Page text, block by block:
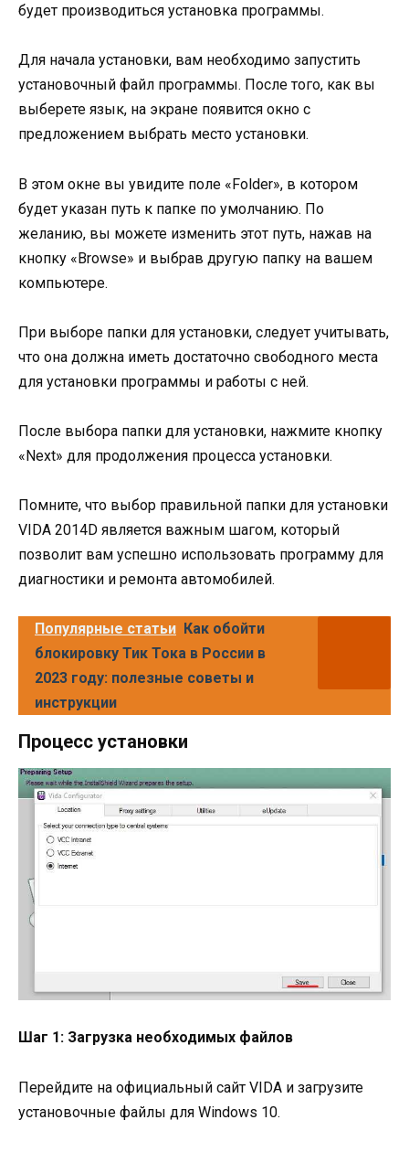
будет производиться установка программы.
Для начала установки, вам необходимо запустить
установочный файл программы. После того, как вы
выберете язык, на экране появится окно с
предложением выбрать место установки.
В этом окне вы увидите поле «Folder», в котором
будет указан путь к папке по умолчанию. По
желанию, вы можете изменить этот путь, нажав на
кнопку «Browse» и выбрав другую папку на вашем
компьютере.
При выборе папки для установки, следует учитывать,
что она должна иметь достаточно свободного места
для установки программы и работы с ней.
После выбора папки для установки, нажмите кнопку
«Next» для продолжения процесса установки.
Помните, что выбор правильной папки для установки
VIDA 2014D является важным шагом, который
позволит вам успешно использовать программу для
диагностики и ремонта автомобилей.
Популярные статьи Как обойти
блокировку Тик Тока в России в
2023 году: полезные советы и
инструкции
Процесс установки
Шаг 1: Загрузка необходимых файлов
Перейдите на официальный сайт VIDA и загрузите
установочные файлы для Windows 10.